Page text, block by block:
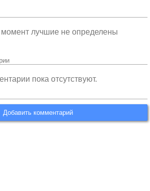
лучшие не определены
пока отсутствуют.
Добавить комментарий